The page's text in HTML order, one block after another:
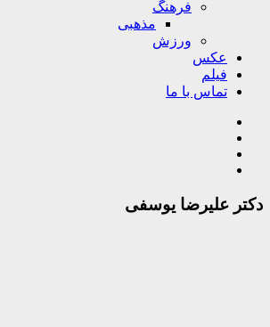
فرهنگ
مذهبی
ورزش
عکس
فیلم
تماس با ما
دکتر علیرضا یوسفی